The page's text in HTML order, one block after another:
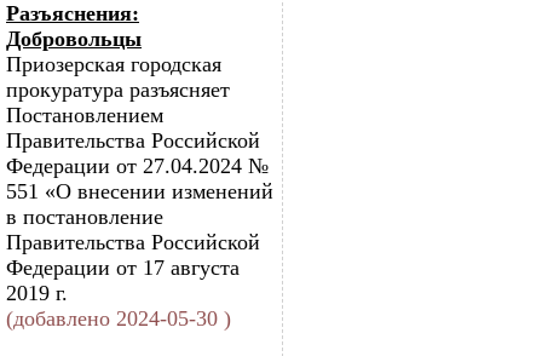
Разъяснения:
Добровольцы
Приозерская городская
прокуратура разъясняет
Постановлением
Правительства Российской
Федерации от 27.04.2024 №
551 «О внесении изменений
в постановление
Правительства Российской
Федерации от 17 августа
2019 г.
(добавлено 2024-05-30 )